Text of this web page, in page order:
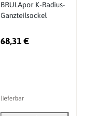
BRULApor K-Radius-
Ganzteilsockel
68,31 €
lieferbar